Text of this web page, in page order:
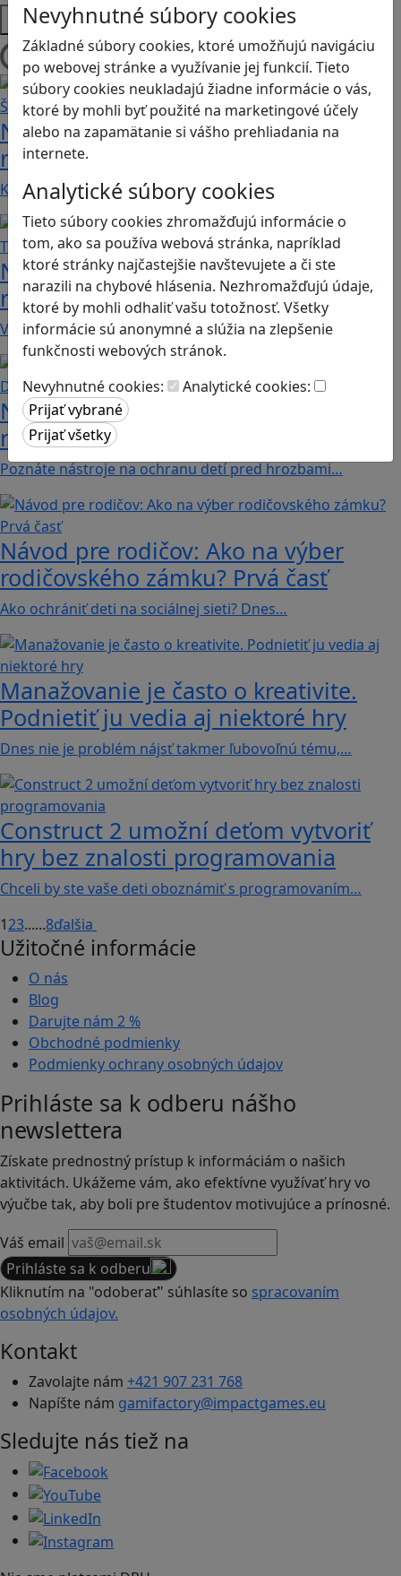
Nevyhnutné súbory cookies
Základné súbory cookies, ktoré umožňujú navigáciu
po webovej stránke a využívanie jej funkcií. Tieto
súbory cookies neukladajú žiadne informácie o vás,
ktoré by mohli byť použité na marketingové účely
alebo na zapamätanie si vášho prehliadania na
internete.
Analytické súbory cookies
Tieto súbory cookies zhromažďujú informácie o
tom, ako sa používa webová stránka, napríklad
ktoré stránky najčastejšie navštevujete a či ste
narazili na chybové hlásenia. Nezhromažďujú údaje,
ktoré by mohli odhaliť vašu totožnosť. Všetky
informácie sú anonymné a slúžia na zlepšenie
funkčnosti webových stránok.
Nevyhnutné cookies:
Analytické cookies:
Platformy
Načítam blogy
Návod pre rodičov: Ako na výber
rodičovského zámku? Štvrtá časť
Kvalitné aplikácie, ktoré ponúkajú bezpečné…
Návod pre rodičov: Ako na výber
rodičovského zámku? Tretia časť
V obchode Play je možné nájsť veľké množstvo…
Návod pre rodičov: Ako na výber
rodičovského zámku? Druhá časť
Poznáte nástroje na ochranu detí pred hrozbami…
Návod pre rodičov: Ako na výber
rodičovského zámku? Prvá časť
Ako ochrániť deti na sociálnej sieti? Dnes…
Manažovanie je často o kreativite.
Podnietiť ju vedia aj niektoré hry
Dnes nie je problém nájsť takmer ľubovoľnú tému,…
Construct 2 umožní deťom vytvoriť
hry bez znalosti programovania
Chceli by ste vaše deti oboznámiť s programovaním…
123......8ďalšia
Užitočné informácie
O nás
Blog
Darujte nám 2 %
Obchodné podmienky
Podmienky ochrany osobných údajov
Prihláste sa k odberu nášho
newslettera
Získate prednostný prístup k informáciám o našich
aktivitách. Ukážeme vám, ako efektívne využívať hry vo
výučbe tak, aby boli pre študentov motivujúce a prínosné.
Váš email
Prihláste sa k odberu
Kliknutím na "odoberať" súhlasíte so spracovaním
osobných údajov.
Kontakt
Zavolajte nám +421 907 231 768
Napíšte nám gamifactory@impactgames.eu
Sledujte nás tiež na